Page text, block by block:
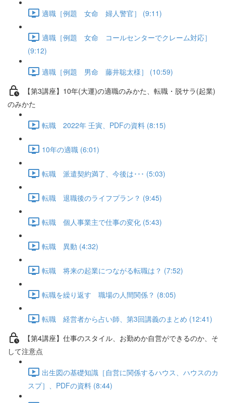
適職［例題 女命 婦人警官］ (9:11)
適職［例題 女命 コールセンターでクレーム対応］
(9:12)
適職［例題 男命 藤井聡太様］ (10:59)
【第3講座】10年(大運)の適職のみかた、転職・脱サラ(起業)
のみかた
転職 2022年 壬寅、PDFの資料 (8:15)
10年の適職 (6:01)
転職 派遣契約満了、今後は･･･ (5:03)
転職 退職後のライフプラン？ (9:45)
転職 個人事業主で仕事の変化 (5:43)
転職 異動 (4:32)
転職 将来の起業につながる転職は？ (7:52)
転職を繰り返す 職場の人間関係？ (8:05)
転職 経営者から占い師、第3回講義のまとめ (12:41)
【第4講座】仕事のスタイル、お勤めか自営ができるのか、そ
して注意点
出生図の基礎知識［自営に関係するハウス、ハウスのカ
スプ］、PDFの資料 (8:44)